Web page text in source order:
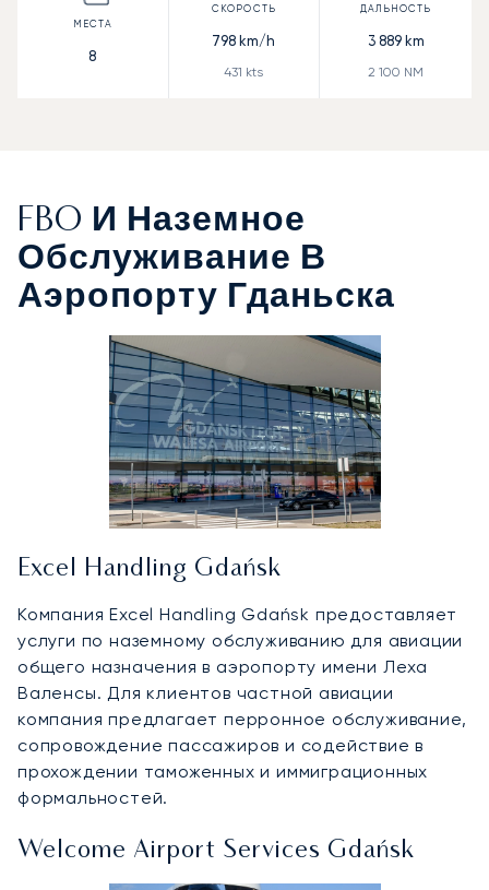
8
798 km/h
431 kts
3 889km
2 100 NM
FBO И Наземное
Обслуживание В
Аэропорту Гданьска
Excel Handling Gdańsk
Компания Excel Handling Gdańsk предоставляет
услуги по наземному обслуживанию для авиации
общего назначения в аэропорту имени Леха
Валенсы. Для клиентов частной авиации
компания предлагает перронное обслуживание,
сопровождение пассажиров и содействие в
прохождении таможенных и иммиграционных
формальностей.
Welcome Airport Services Gdańsk